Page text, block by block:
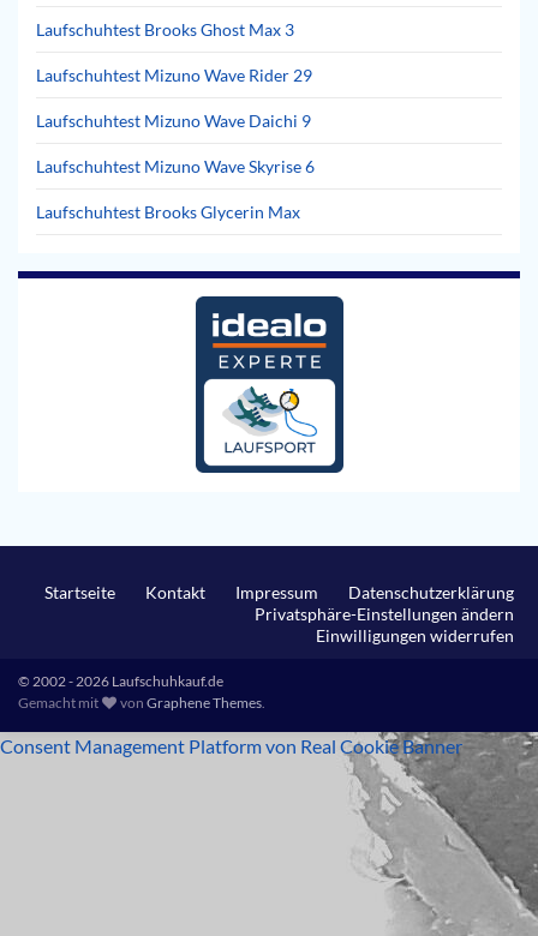
Laufschuhtest Brooks Ghost Max 3
Laufschuhtest Mizuno Wave Rider 29
Laufschuhtest Mizuno Wave Daichi 9
Laufschuhtest Mizuno Wave Skyrise 6
Laufschuhtest Brooks Glycerin Max
Startseite Kontakt Impressum
Datenschutzerklärung
Privatsphäre-Einstellungen ändern
Einwilligungen widerrufen
© 2002 - 2026 Laufschuhkauf.de
Gemacht mit
vonGraphene Themes
Consent Management Platform von Real Cookie Banner